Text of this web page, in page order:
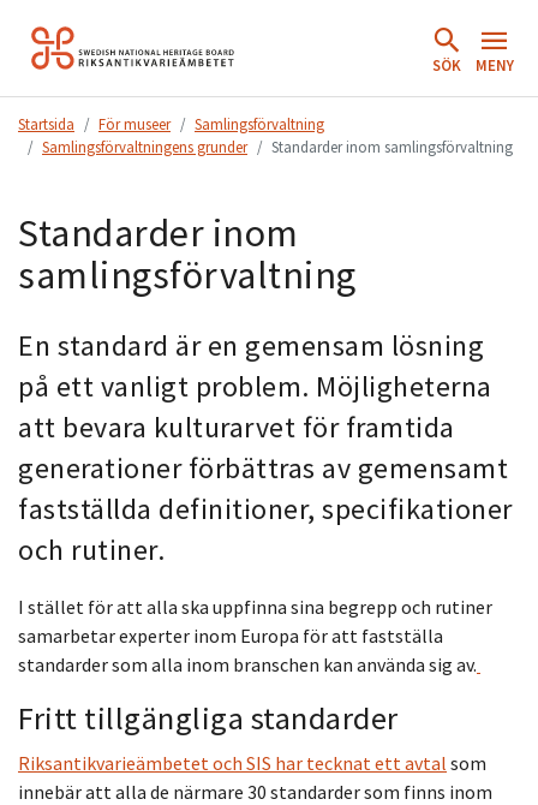
Hoppa
till
SÖK MENY
Startsida För museer
Samlingsförvaltning
Samlingsförvaltningens grunder
Standarder inom samlingsförvaltning
Standarder inom
samlingsförvaltning
En standard är en gemensam lösning
på ett vanligt problem. Möjligheterna
att bevara kulturarvet för framtida
generationer förbättras av gemensamt
fastställda definitioner, specifikationer
och rutiner.
I stället för att alla ska uppfinna sina begrepp och rutiner
samarbetar experter inom Europa för att fastställa
standarder som alla inom branschen kan använda sig av.
Fritt tillgängliga standarder
Riksantikvarieämbetet och SIS har tecknat ett avtal som
innebär att alla de närmare 30 standarder som finns inom